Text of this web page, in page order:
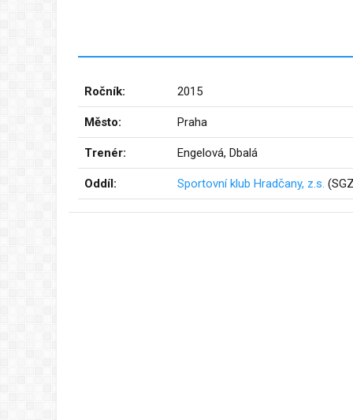
Ročník: 2015
Město: Praha
Trenér: Engelová, Dbalá
Oddíl: Sportovní klub Hradčany, z.s.